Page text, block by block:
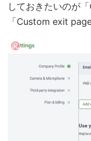
しておきたいのが
「Custom exit